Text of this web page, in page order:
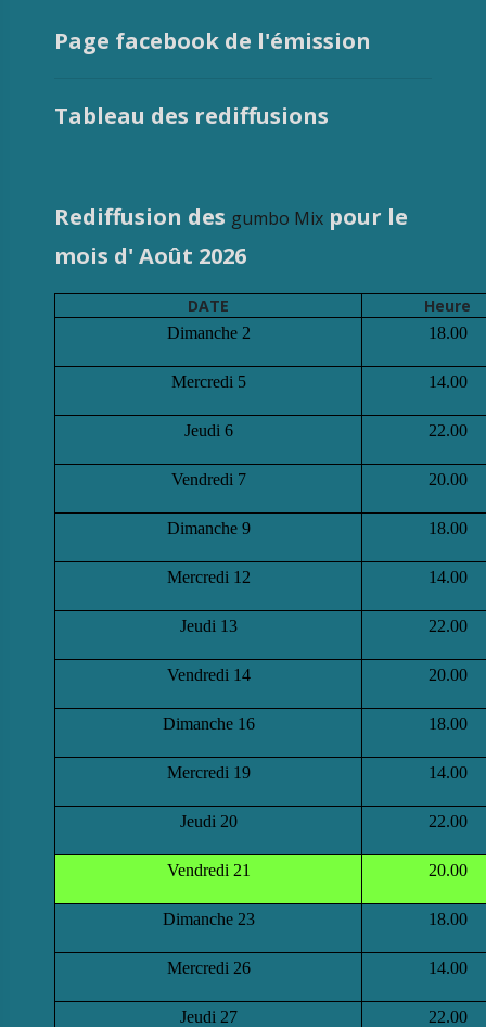
Page facebook de l'émission
Tableau des rediffusions
Rediffusion des gumbo Mix pour le
mois d' Août 2026
DATE Heure
Dimanche 2 18.00
Mercredi 5 14.00
Jeudi 6 22.00
Vendredi 7 20.00
Dimanche 9 18.00
Mercredi 12 14.00
Jeudi 13 22.00
Vendredi 14 20.00
Dimanche 16 18.00
Mercredi 19 14.00
Jeudi 20 22.00
Vendredi 21 20.00
Dimanche 23 18.00
Mercredi 26 14.00
Jeudi 27 22.00